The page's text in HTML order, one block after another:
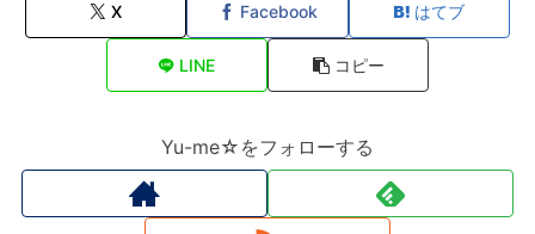
X Facebook はてブ
LINE コピー
Yu-me☆をフォローする